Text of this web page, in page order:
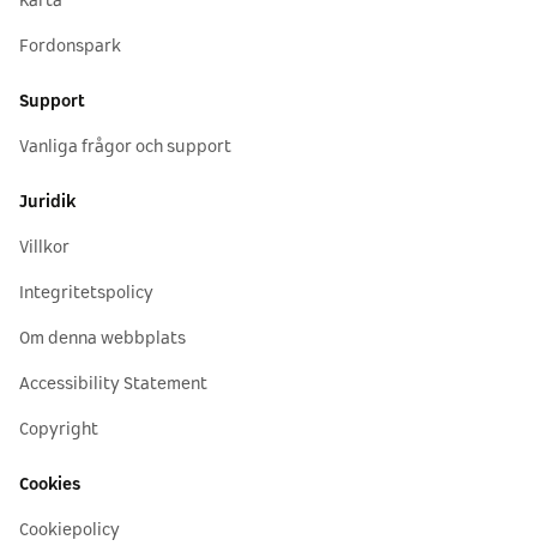
Fordonspark
Support
Vanliga frågor och support
Juridik
Villkor
Integritetspolicy
Om denna webbplats
Accessibility Statement
Copyright
Cookies
Cookiepolicy